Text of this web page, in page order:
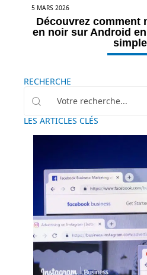
5 MARS 2026
Découvrez comment
en noir sur Android
RECHERCHE
LES ARTICLES CLÉS